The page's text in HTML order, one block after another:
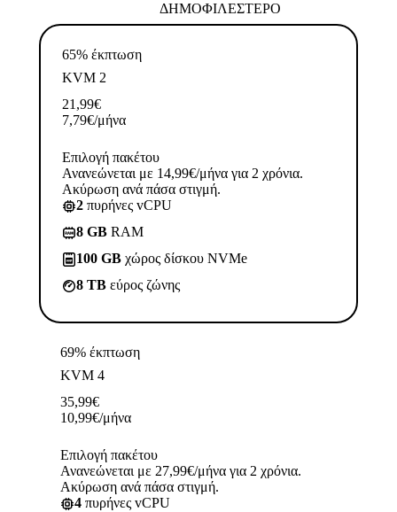
ΔΗΜΟΦΙΛΈΣΤΕΡΟ
65% έκπτωση
KVM 2
21,99€
7,79€/μήνα
Επιλογή πακέτου
Ανανεώνεται με 14,99€/μήνα για 2 χρόνια.
Ακύρωση ανά πάσα στιγμή.
2 πυρήνες vCPU
8 GB RAM
100 GB χώρος δίσκου NVMe
8 TB εύρος ζώνης
69% έκπτωση
KVM 4
35,99€
10,99€/μήνα
Επιλογή πακέτου
Ανανεώνεται με 27,99€/μήνα για 2 χρόνια.
Ακύρωση ανά πάσα στιγμή.
4 πυρήνες vCPU